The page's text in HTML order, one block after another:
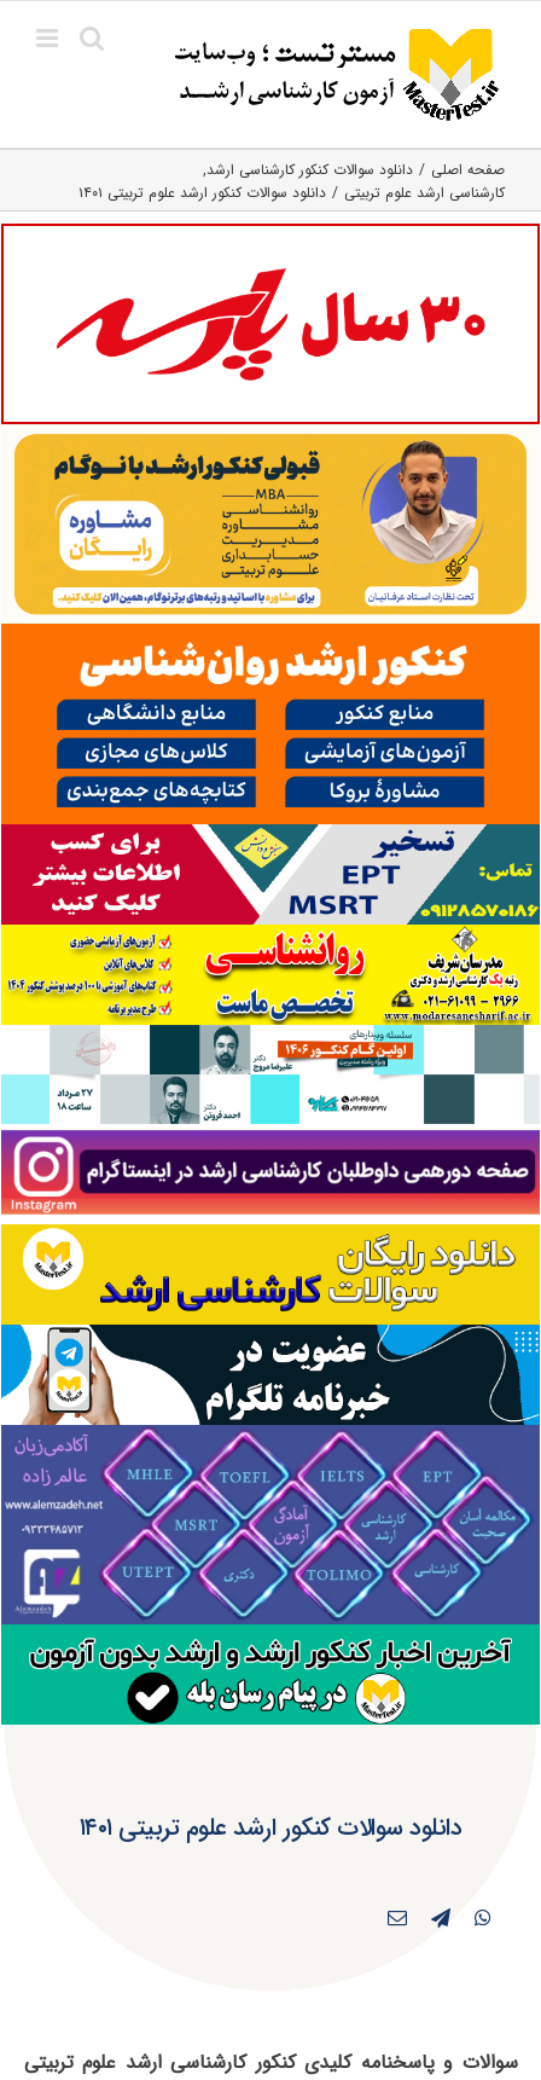
content
صفحه اصلی
دانلود سوالات کنکور کارشناسی ارشد
کارشناسی ارشد علوم تربیتی
دانلود سوالات کنکور ارشد علوم تربیتی ۱۴۰۱
دانلود سوالات کنکور ارشد علوم تربیتی ۱۴۰۱
سوالات و پاسخنامه کلیدی کنکور کارشناسی ارشد علوم تربیتی